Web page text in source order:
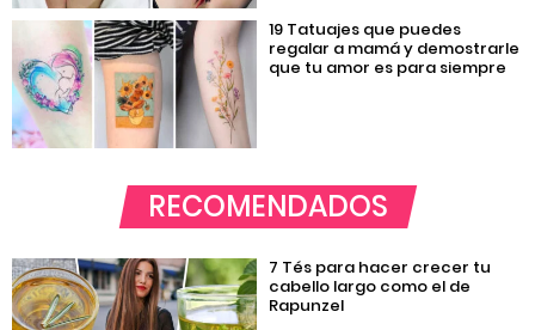
19 Tatuajes que puedes
regalar a mamá y demostrarle
que tu amor es para siempre
RECOMENDADOS
7 Tés para hacer crecer tu
cabello largo como el de
Rapunzel